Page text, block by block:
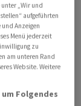
der Anleger
einmal
Thomas
zu
„Wir und
aufgeführten
Anzeigen
Menü jederzeit
zu
am unteren Rand
Website. Weitere
Folgendes